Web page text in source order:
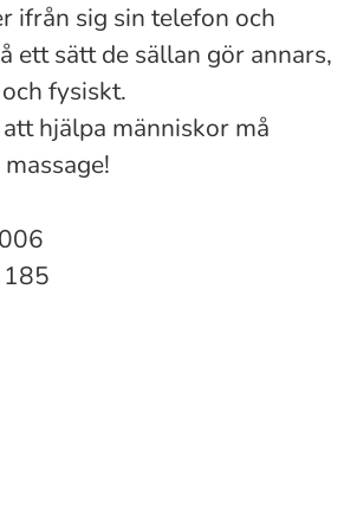
ifrån sig sin telefon och
ett sätt de sällan gör annars,
fysiskt.
hjälpa människor må
185